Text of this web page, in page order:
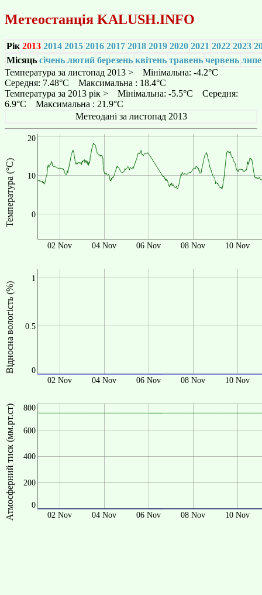
Метеостанція KALUSH.INFO
Рік 2013 2014 2015 2016 2017 2018 2019 2020 2021 2022 2023
Місяць січень лютий березень квітень травень червень
Температура за листопад 2013 > Мінімальна: -4.2°C
Середня: 7.48°C Максимальна : 18.4°C
Температура за 2013 рік > Мінімальна: -5.5°C Середня:
6.9°C Максимальна : 21.9°C
Метеодані за листопад 2013
Температура (°C) 0
10
20
02 Nov 04 Nov 06 Nov 08 Nov 10 Nov
Відносна вологість (%) 0
0.5
1
02 Nov 04 Nov 06 Nov 08 Nov 10 Nov
Атмосферний тиск (мм.рт.ст) 0
200
400
600
800
02 Nov 04 Nov 06 Nov 08 Nov 10 Nov